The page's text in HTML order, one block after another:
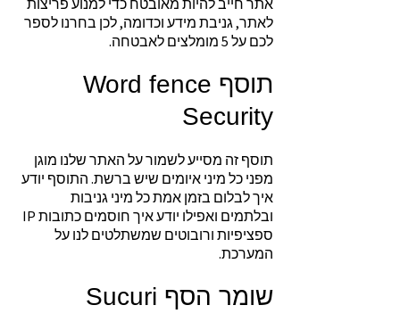
אתר חייב להיות מאובטח כדי למנוע פריצות
לאתר, גניבת מידע וכדומה, לכן בחרנו לספר
לכם על 5 מומלצים לאבטחה.
תוסף Word fence
Security
תוסף זה מסייע לשמור על האתר שלנו מוגן
מפני כל מיני איומים שיש ברשת. התוסף יודע
איך לבלום בזמן אמת כל מיני גניבות
ובלתמים ואפילו יודע איך חוסמים כתובות IP
ספציפיות ורובוטים שמשתלטים לנו על
המערכת.
שומר הסף Sucuri